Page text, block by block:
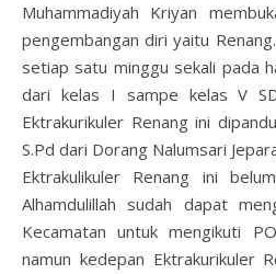
Muhammadiyah Kriyan
pengembangan diri yaitu
setiap satu minggu sekali pada
dari kelas I sampe kelas V
Ektrakurikuler Renang ini
S.Pd dari Dorang Nalumsari
Ektrakulikuler Renang ini
Alhamdulillah sudah dapat
Kecamatan untuk mengikuti
namun kedepan Ektrakurikuler